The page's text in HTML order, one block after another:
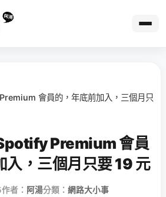
會員的，年底前加入，三個月只
Premium 會員
入，三個月只要 19 元
作者： 阿湯分類： 網路大小事